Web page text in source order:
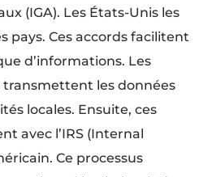
(IGA). Les États-Unis les
pays. Ces accords facilitent
d’informations. Les
les données
locales. Ensuite, ces
avec l’IRS (Internal
Ce processus